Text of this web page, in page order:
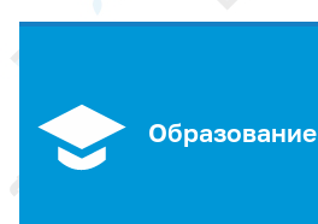
Образование